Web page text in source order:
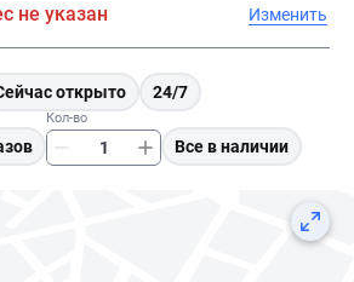
не указан Изменить
открыто 24/7
Кол-во
Все в наличии